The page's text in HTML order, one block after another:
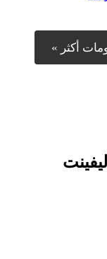
أكثر »